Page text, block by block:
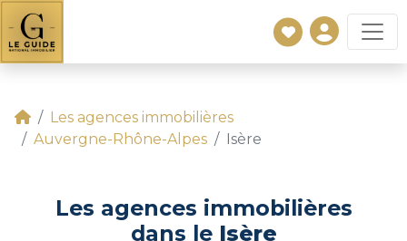
Les agences immobilières
Auvergne-Rhône-Alpes
Isère
Les agences immobilières
dans le Isère